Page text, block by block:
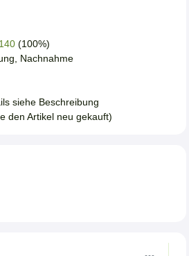
140 (100%)
Nachnahme
siehe Beschreibung
den Artikel neu gekauft)